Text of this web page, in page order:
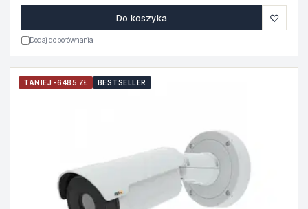
Do koszyka ♡
Dodaj do porównania
TANIEJ -6485 ZŁ BESTSELLER